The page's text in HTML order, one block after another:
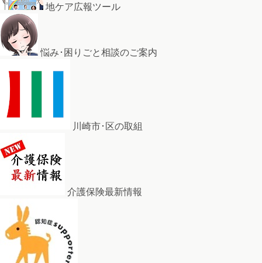
地ケア広報ツール
悩み･困りごと相談のご案内
川崎市･区の取組
介護保険最新情報